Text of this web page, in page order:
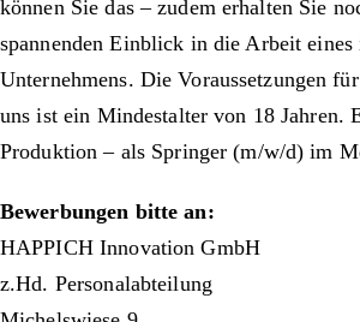
können Sie das – zudem erhalten Sie
spannenden Einblick in die Arbeit
Unternehmens. Die Voraussetzungen
uns ist ein Mindestalter von 18 Jahren.
Produktion – als Springer (m/w/d) im
Bewerbungen bitte an:
HAPPICH Innovation GmbH
z.Hd. Personalabteilung